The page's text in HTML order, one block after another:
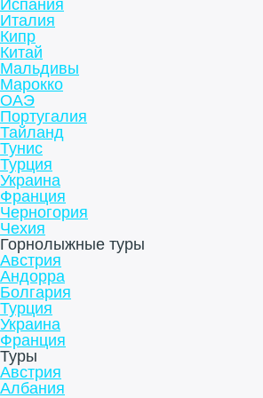
Испания
Италия
Кипр
Китай
Мальдивы
Марокко
ОАЭ
Португалия
Тайланд
Тунис
Турция
Украина
Франция
Черногория
Чехия
Горнолыжные туры
Австрия
Андорра
Болгария
Турция
Украина
Франция
Туры
Австрия
Албания